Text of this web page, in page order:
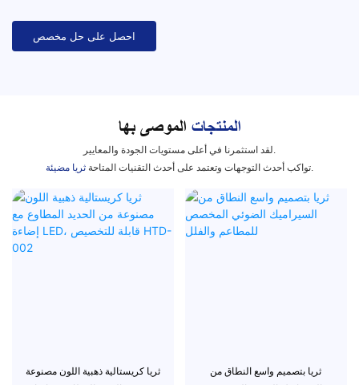
احصل على حل مخصص
المنتجات الموصى بها
لقد استثمرنا في أعلى مستويات الجودة والمعايير.
ثريا مضيئة
تواكب أحدث التوجهات وتعتمد على أحدث التقنيات المتاحة.
ثريا كريستالية ذهبية اللون مصنوعة
ثريا بتصميم واسع النطاق من